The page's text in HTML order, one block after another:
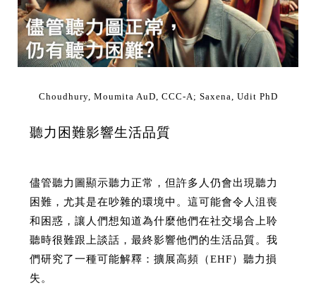
Choudhury, Moumita AuD, CCC-A; Saxena, Udit PhD
聽力困難影響生活品質
儘管聽力圖顯示聽力正常，但許多人仍會出現聽力
困難，尤其是在吵雜的環境中。這可能會令人沮喪
和困惑，讓人們想知道為什麼他們在社交場合上聆
聽時很難跟上談話，最終影響他們的生活品質。我
們研究了一種可能解釋：擴展高頻（EHF）聽力損
失。